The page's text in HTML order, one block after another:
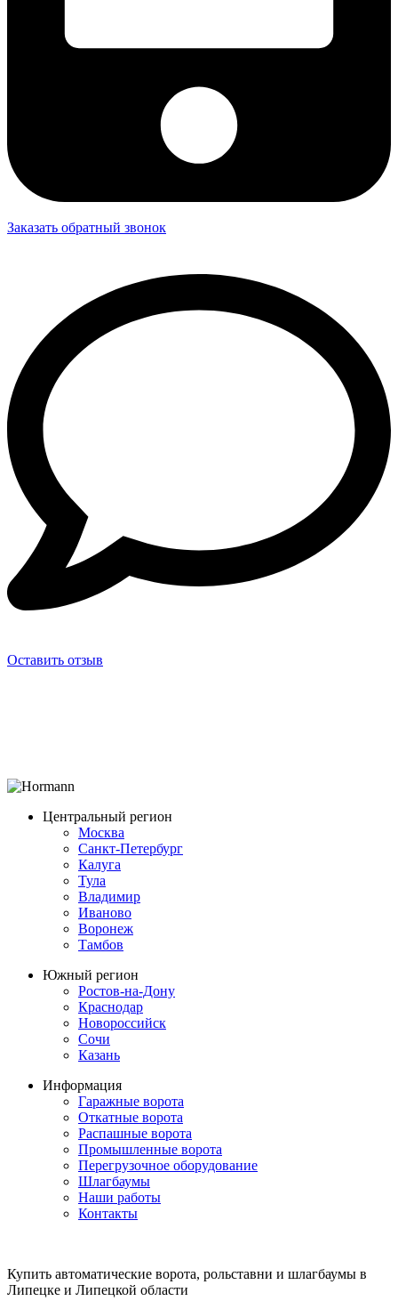
Заказать обратный звонок
Оставить отзыв
Центральный регион
Москва
Санкт-Петербург
Калуга
Тула
Владимир
Иваново
Воронеж
Тамбов
Южный регион
Ростов-на-Дону
Краснодар
Новороссийск
Сочи
Казань
Информация
Гаражные ворота
Откатные ворота
Распашные ворота
Промышленные ворота
Перегрузочное оборудование
Шлагбаумы
Наши работы
Контакты
Купить автоматические ворота, рольставни и шлагбаумы в
Липецке и Липецкой области